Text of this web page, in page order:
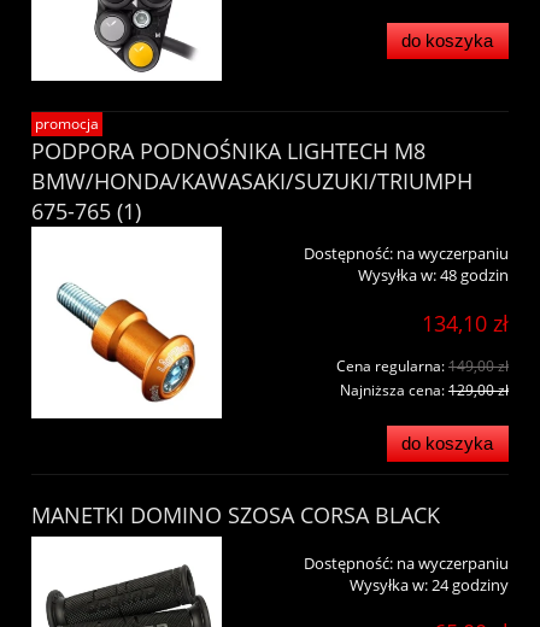
do koszyka
PODPORA PODNOŚNIKA LIGHTECH M8
BMW/HONDA/KAWASAKI/SUZUKI/TRIUMPH
675-765 (1)
Dostępność: na wyczerpaniu
Wysyłka w:48 godzin
134,10 zł
Cena regularna:149,00 zł
Najniższa cena:129,00 zł
do koszyka
promocja
MANETKI DOMINO SZOSA CORSA BLACK
Dostępność: na wyczerpaniu
Wysyłka w:24 godziny